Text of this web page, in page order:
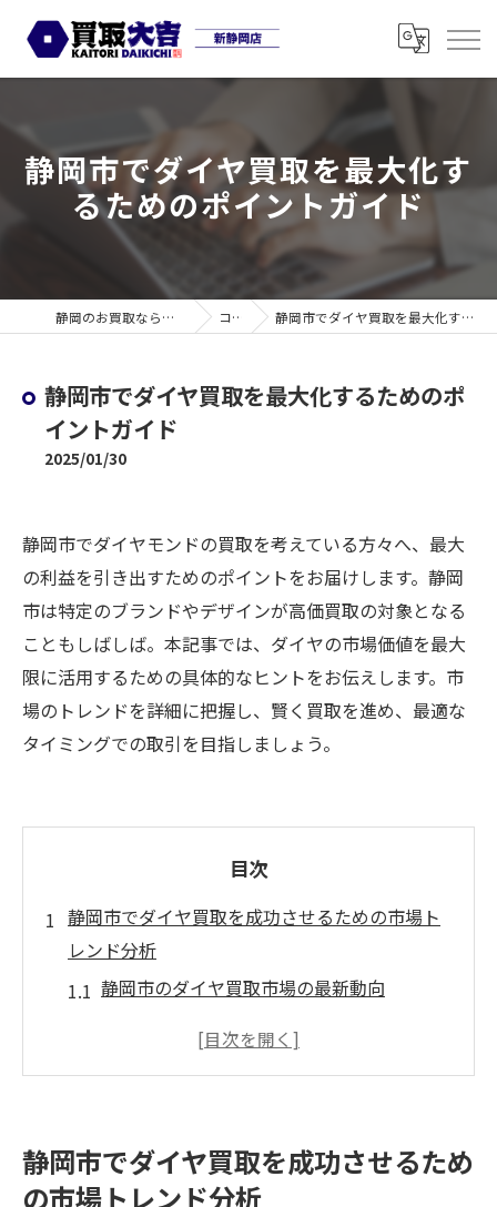
静岡市でダイヤ買取を最大化す
るためのポイントガイド
静岡のお買取なら買取大吉 新静岡店 コラム 静岡市でダイヤ買取を最大化するためのポイントガイド
静岡市でダイヤ買取を最大化するためのポ
イントガイド
2025/01/30
静岡市でダイヤモンドの買取を考えている方々へ、最大
の利益を引き出すためのポイントをお届けします。静岡
市は特定のブランドやデザインが高価買取の対象となる
こともしばしば。本記事では、ダイヤの市場価値を最大
限に活用するための具体的なヒントをお伝えします。市
場のトレンドを詳細に把握し、賢く買取を進め、最適な
タイミングでの取引を目指しましょう。
目次
静岡市でダイヤ買取を成功させるための市場ト
レンド分析
静岡市のダイヤ買取市場の最新動向
地域特有の需要と供給のバランス
過去と現在の市場傾向から見る将来予測
静岡市でダイヤ買取を成功させるため
の市場トレンド分析